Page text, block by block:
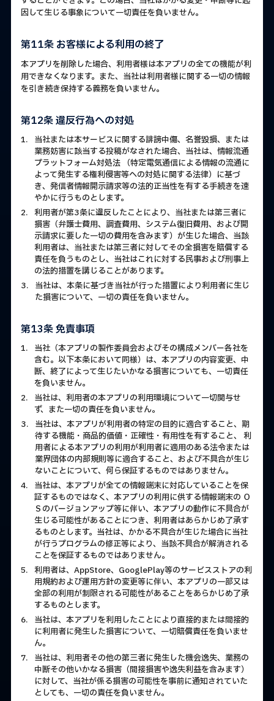
因して生じる事象について一切責任を負いません。
第11条 お客様による利用の終了
本アプリを削除した場合、利用者様は本アプリの全ての機能が利
用できなくなります。また、当社は利用者様に関する一切の情報
を引き続き保持する義務を負いません。
第12条 違反行為への対処
1. 当社または本サービスに関する誹謗中傷、名誉毀損、または
業務妨害に該当する投稿がなされた場合、当社は、情報流通
プラットフォーム対処法 （特定電気通信による情報の流通に
よって発生する権利侵害等への対処に関する法律）に基づ
き、発信者情報開示請求等の法的正当性を有する手続きを速
やかに行うものとします。
2. 利用者が第3条に違反したことにより、当社または第三者に
損害（弁護士費用、調査費用、システム復旧費用、および開
示請求に要した一切の費用を含みます）が生じた場合、当該
利用者は、当社または第三者に対してその全損害を賠償する
責任を負うものとし、当社はこれに対する民事および刑事上
の法的措置を講じることがあります。
3. 当社は、本条に基づき当社が行った措置により利用者に生じ
た損害について、一切の責任を負いません。
第13条 免責事項
1. 当社（本アプリの製作委員会およびその構成メンバー各社を
含む。以下本条において同様）は、本アプリの内容変更、中
断、終了によって生じたいかなる損害についても、一切責任
を負いません。
2. 当社は、利用者の本アプリの利用環境について一切関与せ
ず、また一切の責任を負いません。
3. 当社は、本アプリが利用者の特定の目的に適合すること、期
待する機能・商品的価値・正確性・有用性を有すること、 利
用者による本アプリの利用が利用者に適用のある法令または
業界団体の内部規則等に適合すること、および不具合が生じ
ないことについて、何ら保証するものではありません。
4. 当社は、本アプリが全ての情報端末に対応していることを保
証するものではなく、本アプリの利用に供する情報端末の Ｏ
Ｓのバージョンアップ等に伴い、本アプリの動作に不具合が
生じる可能性があることにつき、利用者はあらかじめ了承す
るものとします。当社は、かかる不具合が生じた場合に当社
が行うプログラムの修正等により、当該不具合が解消される
ことを保証するものではありません。
5. 利用者は、AppStore、GooglePlay等のサービスストアの利
用規約および運用方針の変更等に伴い、本アプリの一部又は
全部の利用が制限される可能性があることをあらかじめ了承
するものとします。
6. 当社は、本アプリを利用したことにより直接的または間接的
に利用者に発生した損害について、一切賠償責任を負いませ
ん。
7. 当社は、利用者その他の第三者に発生した機会逸失、業務の
中断その他いかなる損害（間接損害や逸失利益を含みます）
に対して、当社が係る損害の可能性を事前に通知されていた
としても、一切の責任を負いません。